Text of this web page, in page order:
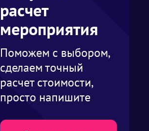
расчет
мероприятия
Поможем с выбором,
сделаем точный
расчет стоимости,
просто напишите